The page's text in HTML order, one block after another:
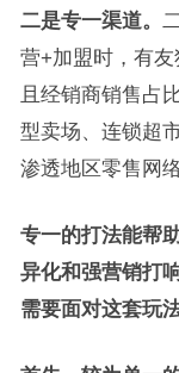
二是专一渠道。
营+加盟时，有友
且经销商销售占
型卖场、连锁超
渗透地区零售网络
专一的打法能帮
异化和强营销打
需要面对这套玩